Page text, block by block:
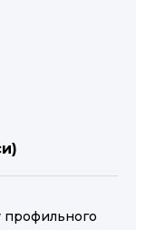
профильного